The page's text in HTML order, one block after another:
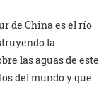
de China es el río
la
las aguas de este
del mundo y que